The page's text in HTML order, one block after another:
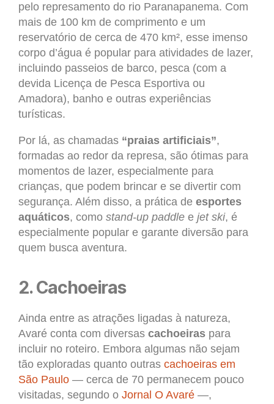
pelo represamento do rio Paranapanema. Com
mais de 100 km de comprimento e um
reservatório de cerca de 470 km², esse imenso
corpo d’água é popular para atividades de lazer,
incluindo passeios de barco, pesca (com a
devida Licença de Pesca Esportiva ou
Amadora), banho e outras experiências
turísticas.
Por lá, as chamadas “praias artificiais”,
formadas ao redor da represa, são ótimas para
momentos de lazer, especialmente para
crianças, que podem brincar e se divertir com
segurança. Além disso, a prática de esportes
aquáticos, como stand-up paddle e jet ski, é
especialmente popular e garante diversão para
quem busca aventura.
2. Cachoeiras
Ainda entre as atrações ligadas à natureza,
Avaré conta com diversas cachoeiras para
incluir no roteiro. Embora algumas não sejam
tão exploradas quanto outras cachoeiras em
São Paulo — cerca de 70 permanecem pouco
visitadas, segundo o Jornal O Avaré —,